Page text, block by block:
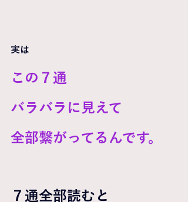
実は
この７通
バラバラに見えて
全部繋がってるんです。
７通全部読むと